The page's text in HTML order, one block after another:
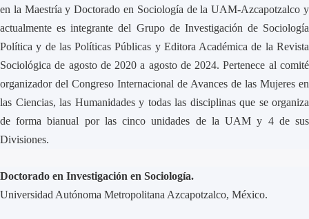
en la Maestría y Doctorado en Sociología de la UAM-Azcapotzalco y
actualmente es integrante del Grupo de Investigación de Sociología
Política y de las Políticas Públicas y Editora Académica de la Revista
Sociológica de agosto de 2020 a agosto de 2024. Pertenece al comité
organizador del Congreso Internacional de Avances de las Mujeres en
las Ciencias, las Humanidades y todas las disciplinas que se organiza
de forma bianual por las cinco unidades de la UAM y 4 de sus
Divisiones.
Doctorado en Investigación en Sociología.
Universidad Autónoma Metropolitana Azcapotzalco, México.